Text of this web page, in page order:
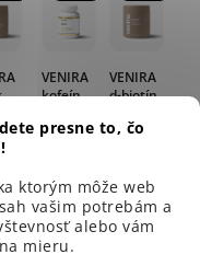
presne to, čo
ktorým môže web
vašim potrebám a
alebo vám
mieru.
9,85 €
VENIRA
kofeín
kapsúl
7,50 €
VENIRA
d-biotín
kapsúl